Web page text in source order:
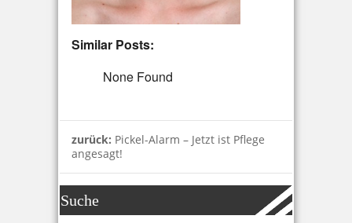
Similar Posts:
None Found
zurück: Pickel-Alarm – Jetzt ist Pflege
angesagt!
Suche